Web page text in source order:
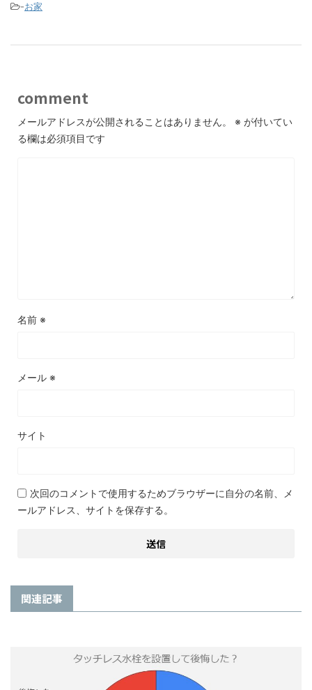
-お家
comment
メールアドレスが公開されることはありません。 ※ が付いてい
る欄は必須項目です
名前 ※
メール ※
サイト
次回のコメントで使用するためブラウザーに自分の名前、メ
ールアドレス、サイトを保存する。
関連記事